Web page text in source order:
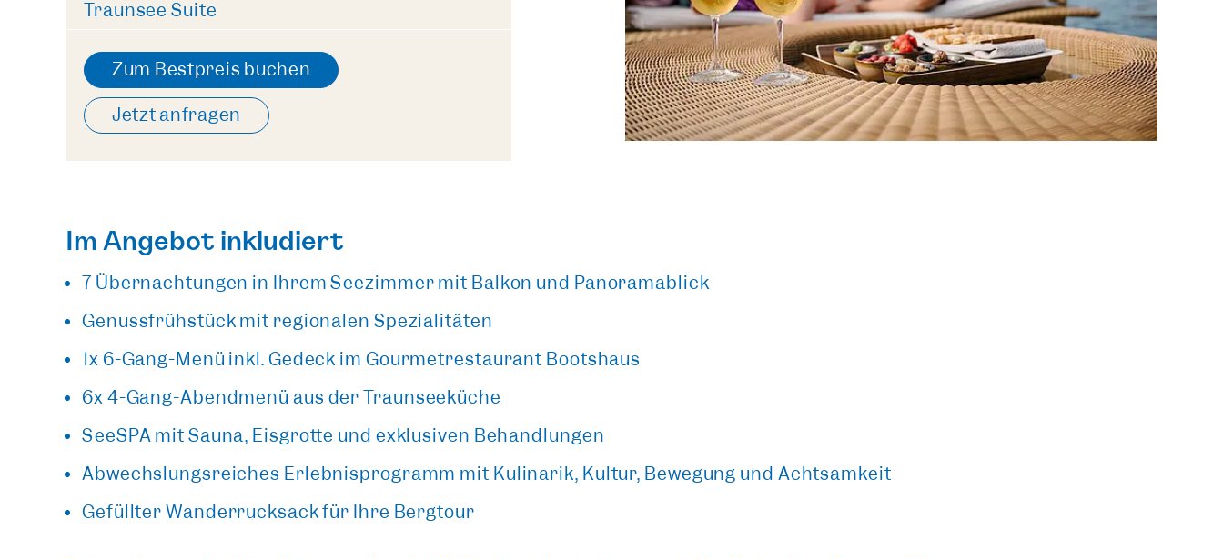
Traunsee Suite
Zum Bestpreis buchen
Jetzt anfragen
Im Angebot inkludiert
7 Übernachtungen in Ihrem Seezimmer mit Balkon und Panoramablick
Genussfrühstück mit regionalen Spezialitäten
1x 6-Gang-Menü inkl. Gedeck im Gourmetrestaurant Bootshaus
6x 4-Gang-Abendmenü aus der Traunseeküche
SeeSPA mit Sauna, Eisgrotte und exklusiven Behandlungen
Abwechslungsreiches Erlebnisprogramm mit Kulinarik, Kultur, Bewegung und Achtsamkeit
Gefüllter Wanderrucksack für Ihre Bergtour